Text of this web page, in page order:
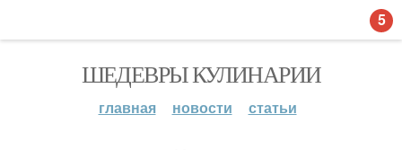
ШЕДЕВРЫ КУЛИНАРИИ
главная новости статьи
5